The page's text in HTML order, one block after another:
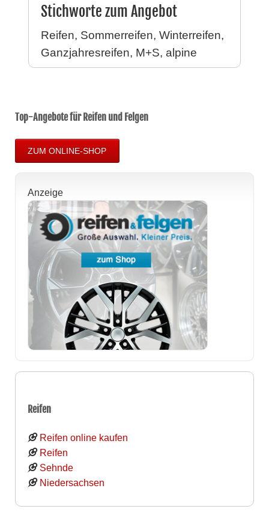
Stichworte zum Angebot
Reifen, Sommerreifen, Winterreifen,
Ganzjahresreifen, M+S, alpine
Top-Angebote für Reifen und Felgen
ZUM ONLINE-SHOP
Anzeige
Reifen
Reifen online kaufen
Reifen
Sehnde
Niedersachsen